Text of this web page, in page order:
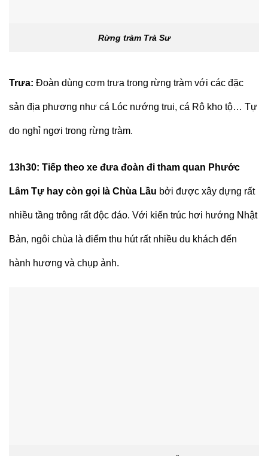
Rừng tràm Trà Sư
Trưa: Đoàn dùng cơm trưa trong rừng tràm với các đặc
sản địa phương như cá Lóc nướng trui, cá Rô kho tộ… Tự
do nghỉ ngơi trong rừng tràm.
13h30: Tiếp theo xe đưa đoàn đi tham quan Phước
Lâm Tự hay còn gọi là Chùa Lầu bởi được xây dựng rất
nhiều tầng trông rất độc đáo. Với kiến trúc hơi hướng Nhật
Bản, ngôi chùa là điểm thu hút rất nhiều du khách đến
hành hương và chụp ảnh.